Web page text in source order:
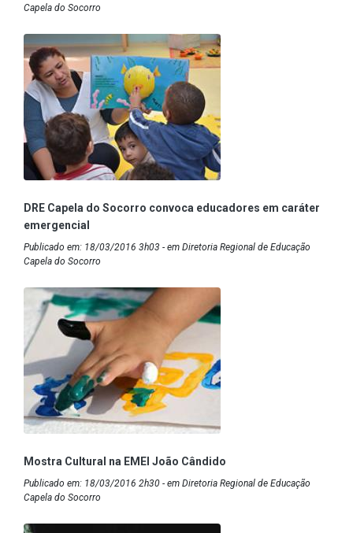
Capela do Socorro
DRE Capela do Socorro convoca educadores em caráter
emergencial
Publicado em: 18/03/2016 3h03 - em Diretoria Regional de Educação
Capela do Socorro
Mostra Cultural na EMEI João Cândido
Publicado em: 18/03/2016 2h30 - em Diretoria Regional de Educação
Capela do Socorro